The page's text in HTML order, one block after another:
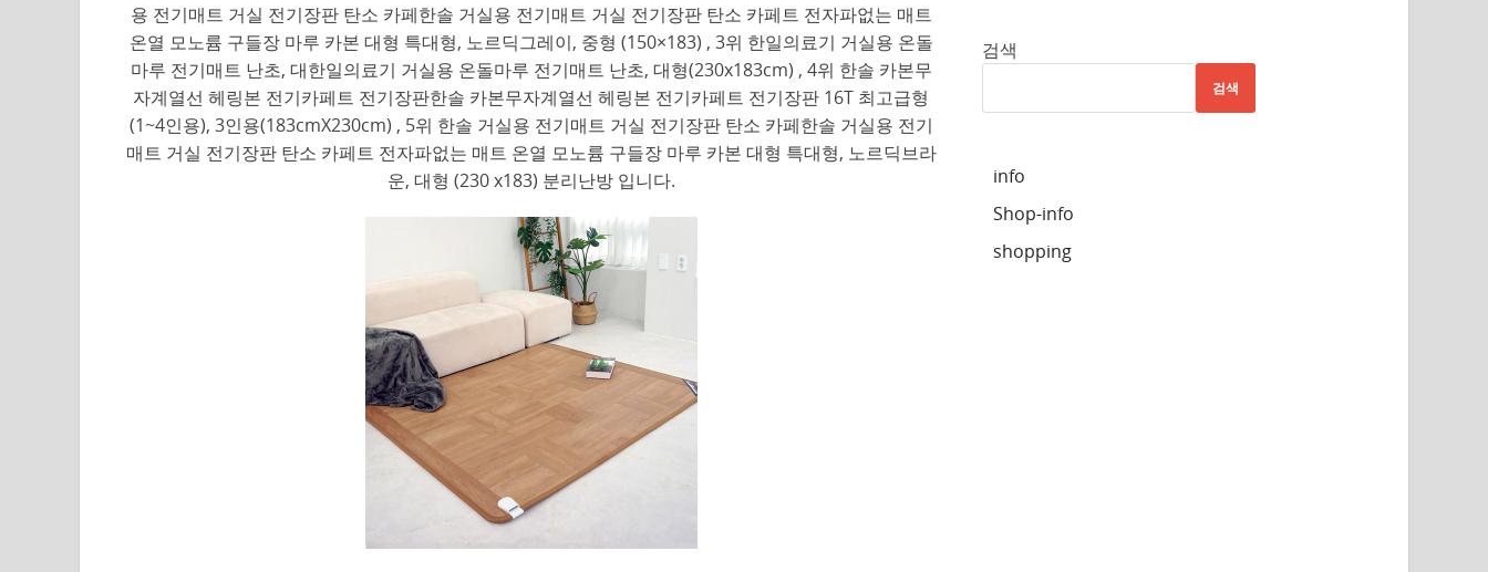
용 전기매트 거실 전기장판 탄소 카페한솔 거실용 전기매트 거실 전기장판 탄소 카페트 전자파없는 매트
온열 모노륨 구들장 마루 카본 대형 특대형, 노르딕그레이, 중형 (150×183) , 3위 한일의료기 거실용 온돌
마루 전기매트 난초, 대한일의료기 거실용 온돌마루 전기매트 난초, 대형(230x183cm) , 4위 한솔 카본무
자계열선 헤링본 전기카페트 전기장판한솔 카본무자계열선 헤링본 전기카페트 전기장판 16T 최고급형
(1~4인용), 3인용(183cmX230cm) , 5위 한솔 거실용 전기매트 거실 전기장판 탄소 카페한솔 거실용 전기
매트 거실 전기장판 탄소 카페트 전자파없는 매트 온열 모노륨 구들장 마루 카본 대형 특대형, 노르딕브라
운, 대형 (230 x183) 분리난방 입니다.
검색
검색
info
Shop-info
shopping